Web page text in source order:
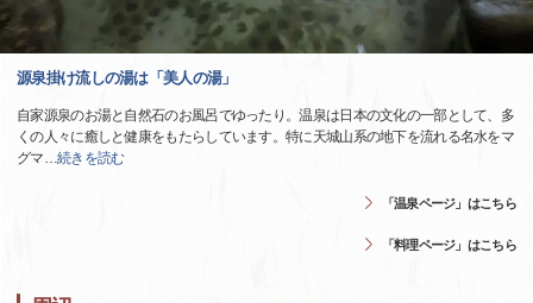
源泉掛け流しの湯は「美人の湯」
自家源泉のお湯と自然石のお風呂でゆったり。温泉は日本の文化の一部として、多
くの人々に癒しと健康をもたらしています。特に天城山系の地下を流れる名水をマ
グマ…続きを読む
「温泉ページ」はこちら
「料理ページ」はこちら